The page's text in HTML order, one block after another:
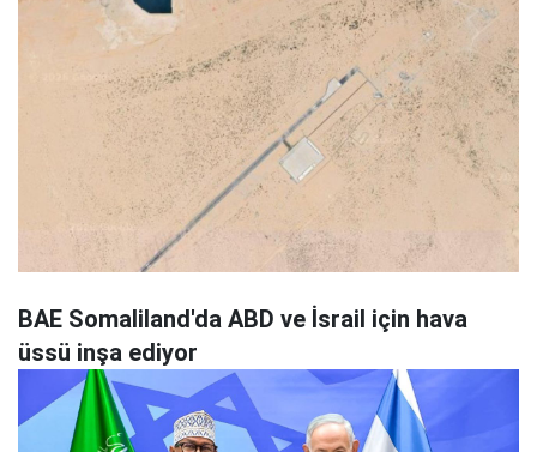
BAE Somaliland'da ABD ve İsrail için hava
üssü inşa ediyor